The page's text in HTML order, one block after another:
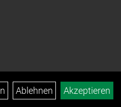
Ablehnen Akzeptieren